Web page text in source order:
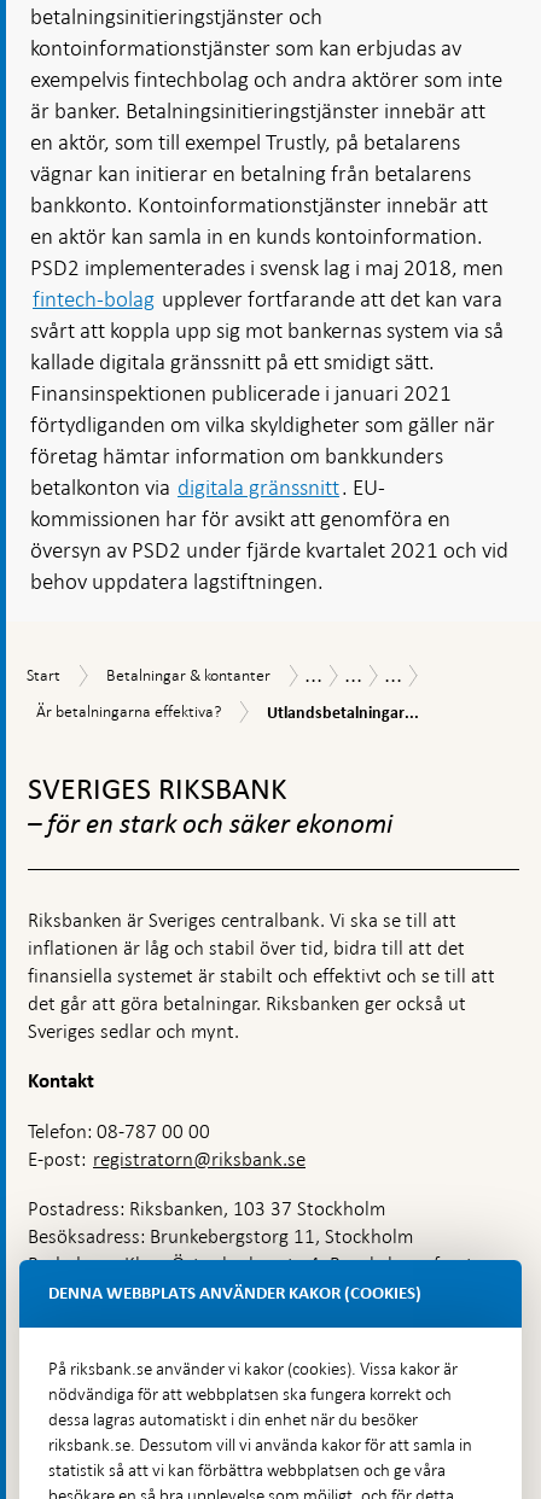
betalningsinitieringstjänster och
kontoinformationstjänster som kan erbjudas av
exempelvis fintechbolag och andra aktörer som inte
är banker. Betalningsinitieringstjänster innebär att
en aktör, som till exempel Trustly, på betalarens
vägnar kan initierar en betalning från betalarens
bankkonto. Kontoinformationstjänster innebär att
en aktör kan samla in en kunds kontoinformation.
PSD2 implementerades i svensk lag i maj 2018, men
fintech-bolag upplever fortfarande att det kan vara
svårt att koppla upp sig mot bankernas system via så
kallade digitala gränssnitt på ett smidigt sätt.
Finansinspektionen publicerade i januari 2021
förtydliganden om vilka skyldigheter som gäller när
företag hämtar information om bankkunders
betalkonton via digitala gränssnitt. EU-
kommissionen har för avsikt att genomföra en
översyn av PSD2 under fjärde kvartalet 2021 och vid
behov uppdatera lagstiftningen.
Start
Start
Betalningar
kontanter
Betalningar & kontanter Betalningsrapport
...
Betalningsrapport
...
2.
och
...
Är
Är betalningarna effektiva?
Utlandsbetalningar
och
billigare
Utlandsbetalningar...
toppnavigation
SVERIGES RIKSBANK
– för en stark och säker ekonomi
Riksbanken är Sveriges centralbank. Vi ska se till att
inflationen är låg och stabil över tid, bidra till att det
finansiella systemet är stabilt och effektivt och se till att
det går att göra betalningar. Riksbanken ger också ut
Sveriges sedlar och mynt.
Kontakt
Telefon: 08-787 00 00
E-post: registratorn@riksbank.se
Postadress: Riksbanken, 103 37 Stockholm
Besöksadress: Brunkebergstorg 11, Stockholm
Budadress: Klara Östra kyrkogata 4, Brunkebergsfaret,
Lastplats 6
Hitta direkt
Frågor och svar-
DENNA WEBBPLATS ANVÄNDER KAKOR (COOKIES)
På riksbank.se använder vi kakor (cookies). Vissa kakor är
nödvändiga för att webbplatsen ska fungera korrekt och
dessa lagras automatiskt i din enhet när du besöker
riksbank.se. Dessutom vill vi använda kakor för att samla in
statistik så att vi kan förbättra webbplatsen och ge våra